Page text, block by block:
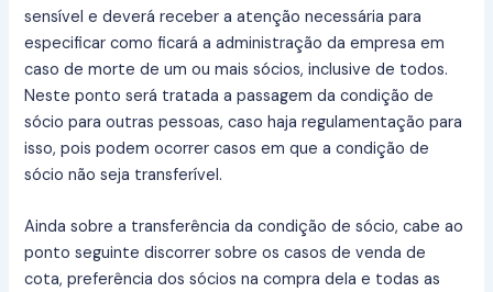
sensível e deverá receber a atenção necessária para
especificar como ficará a administração da empresa em
caso de morte de um ou mais sócios, inclusive de todos.
Neste ponto será tratada a passagem da condição de
sócio para outras pessoas, caso haja regulamentação para
isso, pois podem ocorrer casos em que a condição de
sócio não seja transferível.
Ainda sobre a transferência da condição de sócio, cabe ao
ponto seguinte discorrer sobre os casos de venda de
cota, preferência dos sócios na compra dela e todas as